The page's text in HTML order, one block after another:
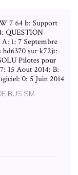
7 64 b: Support
QUESTION
1: 7 Septembre
hd6370 sur k72jt:
Pilotes pour
15 Aout 2014: B:
0: 5 Juin 2014
BUS SM